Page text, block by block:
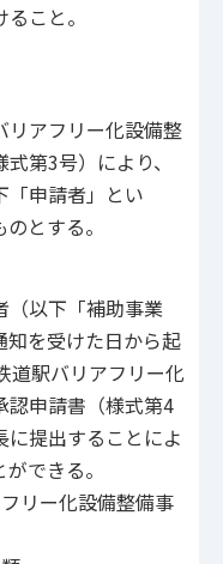
こと。
リアフリー化設備整
第3号）により、
「申請者」とい
とする。
（以下「補助事業
を受けた日から起
道駅バリアフリー化
認申請書（様式第4
提出することによ
できる。
リー化設備整備事